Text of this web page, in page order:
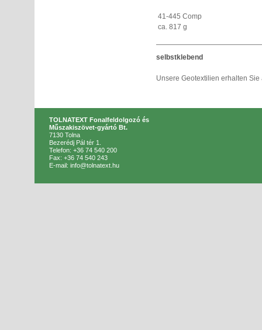
41-445 Comp
ca. 817 g
selbstklebend
Unsere Geotextilien erhalten
TOLNATEXT Fonalfeldolgozó és
Műszakiszövet-gyártó Bt.
7130 Tolna
Bezerédj Pál tér 1.
Telefon: +36 74 540 200
Fax: +36 74 540 243
E-mail: info@tolnatext.hu